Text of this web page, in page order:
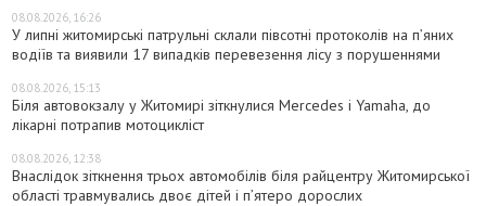
08.08.2026, 16:26
У липні житомирські патрульні склали півсотні протоколів на пʼяних
водіїв та виявили 17 випадків перевезення лісу з порушеннями
08.08.2026, 15:13
Біля автовокзалу у Житомирі зіткнулися Mercedes і Yamaha, до
лікарні потрапив мотоцикліст
08.08.2026, 12:38
Внаслідок зіткнення трьох автомобілів біля райцентру Житомирської
області травмувались двоє дітей і пʼятеро дорослих